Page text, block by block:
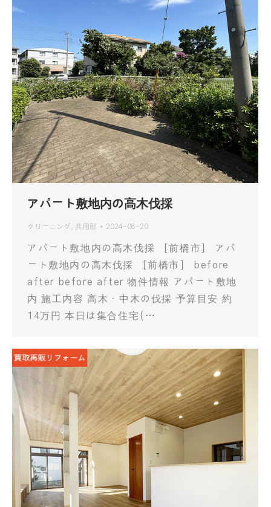
アパート敷地内の高木伐採
クリーニング 共用部 2024-08-20
アパート敷地内の高木伐採 ［前橋市］ アパ
ート敷地内の高木伐採 ［前橋市］ before
after before after 物件情報 アパート敷地
内 施工内容 高木・中木の伐採 予算目安 約
14万円 本日は集合住宅(…